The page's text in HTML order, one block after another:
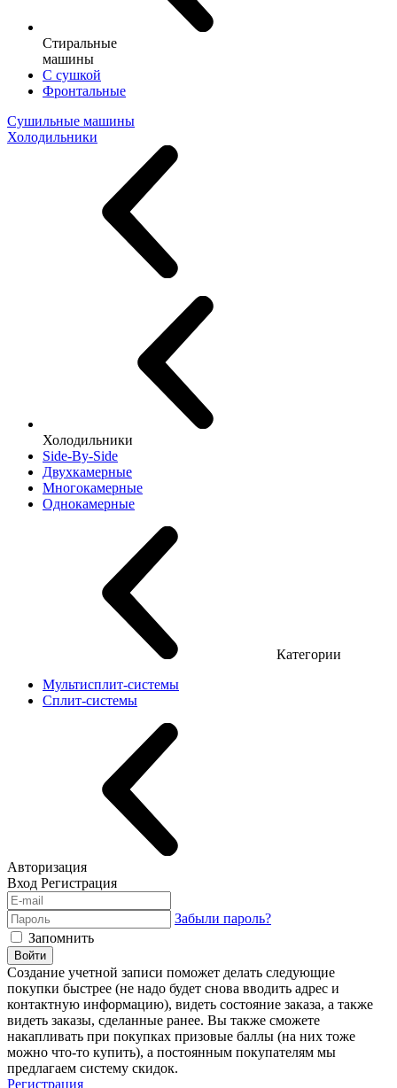
Стиральные
машины
С сушкой
Фронтальные
Сушильные машины
Холодильники
Холодильники
Side-By-Side
Двухкамерные
Многокамерные
Однокамерные
Категории
Мультисплит-системы
Сплит-системы
Авторизация
Вход Регистрация
Забыли пароль?
Запомнить
Войти
Создание учетной записи поможет делать следующие
покупки быстрее (не надо будет снова вводить адрес и
контактную информацию), видеть состояние заказа, а также
видеть заказы, сделанные ранее. Вы также сможете
накапливать при покупках призовые баллы (на них тоже
можно что-то купить), а постоянным покупателям мы
предлагаем систему скидок.
Регистрация